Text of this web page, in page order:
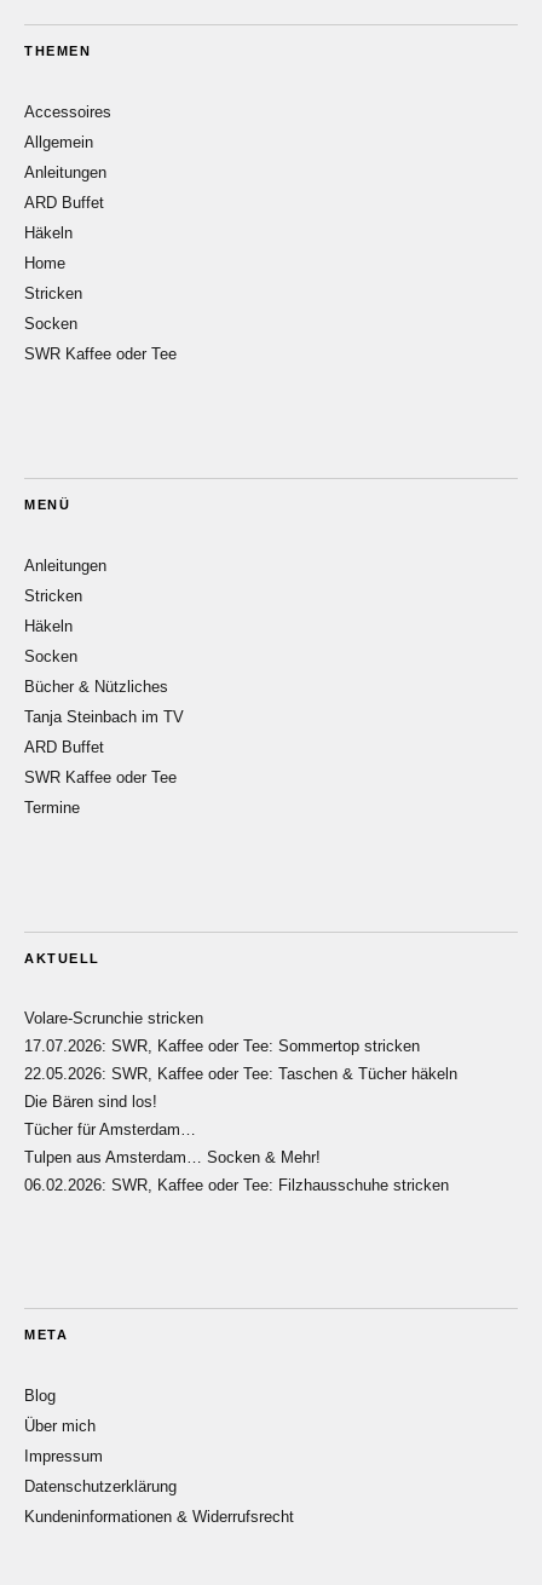
THEMEN
Accessoires
Allgemein
Anleitungen
ARD Buffet
Häkeln
Home
Stricken
Socken
SWR Kaffee oder Tee
MENÜ
Anleitungen
Stricken
Häkeln
Socken
Bücher & Nützliches
Tanja Steinbach im TV
ARD Buffet
SWR Kaffee oder Tee
Termine
AKTUELL
Volare-Scrunchie stricken
17.07.2026: SWR, Kaffee oder Tee: Sommertop stricken
22.05.2026: SWR, Kaffee oder Tee: Taschen & Tücher häkeln
Die Bären sind los!
Tücher für Amsterdam…
Tulpen aus Amsterdam… Socken & Mehr!
06.02.2026: SWR, Kaffee oder Tee: Filzhausschuhe stricken
META
Blog
Über mich
Impressum
Datenschutzerklärung
Kundeninformationen & Widerrufsrecht